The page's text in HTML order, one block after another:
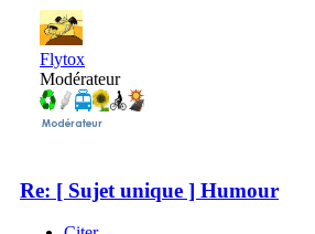
Flytox
Modérateur
Re: [ Sujet unique ] Humour